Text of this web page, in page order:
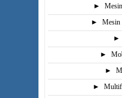
►
►
Mesin
►
►
►
►